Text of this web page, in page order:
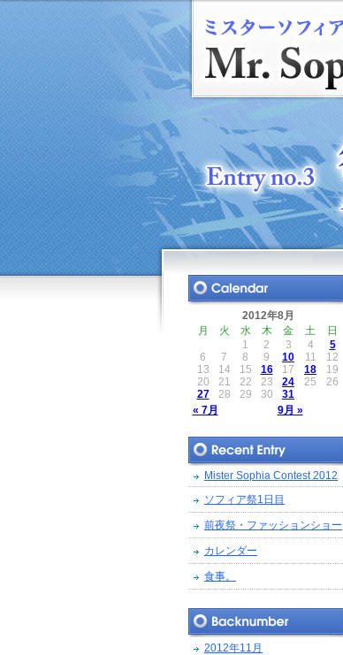
2012年8月
月
火 水 木 金 土 日
« 7月 9月 »
1 2 3 4
5
6
7 8 9 10 11
12
13
14 15 16 17 18
19
20
21 22 23 24 25
26
27
28 29 30 31
Mister Sophia Contest 2012
ソフィア祭1日目
前夜祭・ファッションショー
カレンダー
食事。
2012年11月